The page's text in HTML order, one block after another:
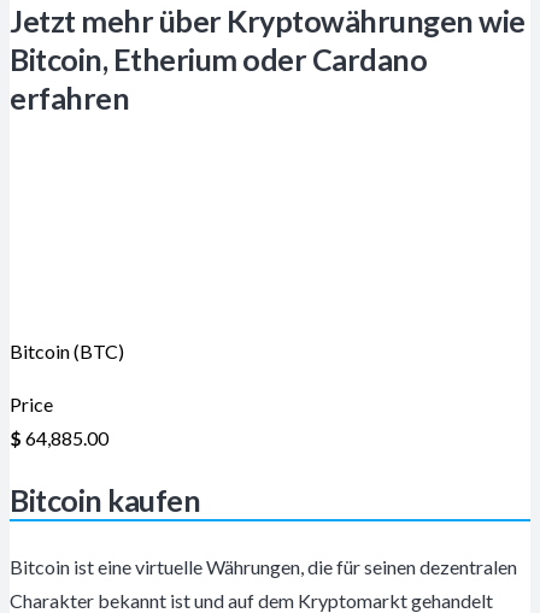
Jetzt mehr über Kryptowährungen wie
Bitcoin, Etherium oder Cardano
erfahren
Bitcoin (BTC)
Price
$ 64,885.00
Bitcoin kaufen
Bitcoin ist eine virtuelle Währungen, die für seinen dezentralen
Charakter bekannt ist und auf dem Kryptomarkt gehandelt